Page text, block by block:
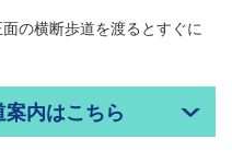
の横断歩道を渡るとすぐに
内はこちら